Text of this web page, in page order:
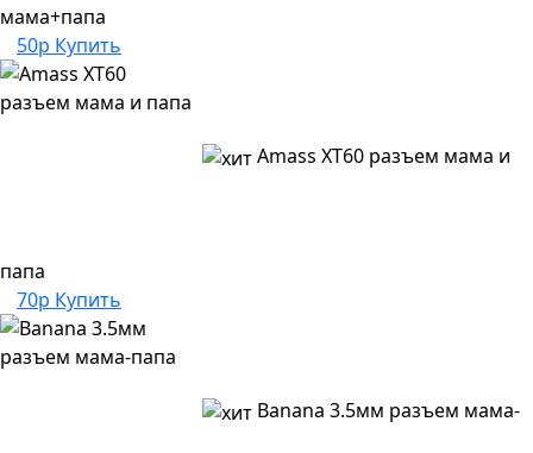
мама+папа
50р Купить
Amass XT60 разъем мама и
папа
70р Купить
Banana 3.5мм разъем мама-